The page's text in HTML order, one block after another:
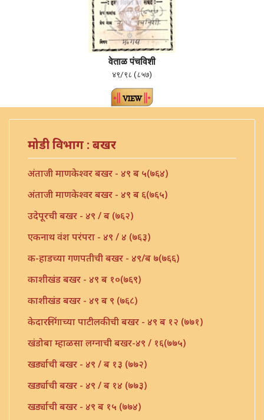
वेताळ पंचविशी
४९/९८ (८५७)
मोडी विभाग : बखर
अंताजी माणकेश्वर बखर - ४९ ब ५(७६४)
अंताजी माणकेश्वर बखर - ४९ ब ६(७६५)
उदेपूरची बखर - ४९ / ब (७६२)
एकनाथ वंश परंपरा - ४९ / ४ (७६३)
क-हाडच्या गणपतीची बखर - ४९/ब ७(७६६)
काशीखंड बखर - ४९ ब १०(७६९)
काशीखंड बखर - ४९ ब ९ (७६८)
केदारलिंगाच्या पाटीलकीची बखर - ४९ ब १२ (७७१)
खंडोबा म्हाळसा लग्नाची बखर-४९ / १६(७७५)
खर्ड्याची बखर - ४९ / ब १३ (७७२)
खर्ड्याची बखर - ४९ / ब १४ (७७३)
खर्ड्याची बखर - ४९ ब १५ (७७४)